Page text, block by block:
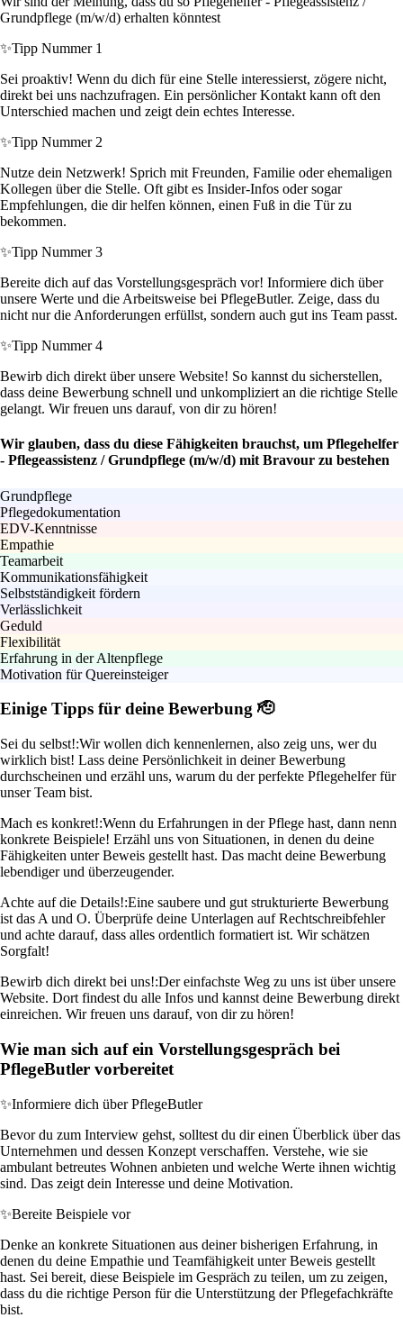
Grundpflege (m/w/d) erhalten könntest
✨Tipp Nummer 1
Sei proaktiv! Wenn du dich für eine Stelle interessierst, zögere nicht,
direkt bei uns nachzufragen. Ein persönlicher Kontakt kann oft den
Unterschied machen und zeigt dein echtes Interesse.
✨Tipp Nummer 2
Nutze dein Netzwerk! Sprich mit Freunden, Familie oder ehemaligen
Kollegen über die Stelle. Oft gibt es Insider-Infos oder sogar
Empfehlungen, die dir helfen können, einen Fuß in die Tür zu
bekommen.
✨Tipp Nummer 3
Bereite dich auf das Vorstellungsgespräch vor! Informiere dich über
unsere Werte und die Arbeitsweise bei PflegeButler. Zeige, dass du
nicht nur die Anforderungen erfüllst, sondern auch gut ins Team passt.
✨Tipp Nummer 4
Bewirb dich direkt über unsere Website! So kannst du sicherstellen,
dass deine Bewerbung schnell und unkompliziert an die richtige Stelle
gelangt. Wir freuen uns darauf, von dir zu hören!
Wir glauben, dass du diese Fähigkeiten brauchst, um Pflegehelfer
- Pflegeassistenz / Grundpflege (m/w/d) mit Bravour zu bestehen
Grundpflege
Pflegedokumentation
EDV-Kenntnisse
Empathie
Teamarbeit
Kommunikationsfähigkeit
Selbstständigkeit fördern
Verlässlichkeit
Geduld
Flexibilität
Erfahrung in der Altenpflege
Motivation für Quereinsteiger
Einige Tipps für deine Bewerbung 🫡
Sei du selbst!:Wir wollen dich kennenlernen, also zeig uns, wer du
wirklich bist! Lass deine Persönlichkeit in deiner Bewerbung
durchscheinen und erzähl uns, warum du der perfekte Pflegehelfer für
unser Team bist.
Mach es konkret!:Wenn du Erfahrungen in der Pflege hast, dann nenn
konkrete Beispiele! Erzähl uns von Situationen, in denen du deine
Fähigkeiten unter Beweis gestellt hast. Das macht deine Bewerbung
lebendiger und überzeugender.
Achte auf die Details!:Eine saubere und gut strukturierte Bewerbung
ist das A und O. Überprüfe deine Unterlagen auf Rechtschreibfehler
und achte darauf, dass alles ordentlich formatiert ist. Wir schätzen
Sorgfalt!
Bewirb dich direkt bei uns!:Der einfachste Weg zu uns ist über unsere
Website. Dort findest du alle Infos und kannst deine Bewerbung direkt
einreichen. Wir freuen uns darauf, von dir zu hören!
Wie man sich auf ein Vorstellungsgespräch bei
PflegeButler vorbereitet
✨Informiere dich über PflegeButler
Bevor du zum Interview gehst, solltest du dir einen Überblick über das
Unternehmen und dessen Konzept verschaffen. Verstehe, wie sie
ambulant betreutes Wohnen anbieten und welche Werte ihnen wichtig
sind. Das zeigt dein Interesse und deine Motivation.
✨Bereite Beispiele vor
Denke an konkrete Situationen aus deiner bisherigen Erfahrung, in
denen du deine Empathie und Teamfähigkeit unter Beweis gestellt
hast. Sei bereit, diese Beispiele im Gespräch zu teilen, um zu zeigen,
dass du die richtige Person für die Unterstützung der Pflegefachkräfte
bist.